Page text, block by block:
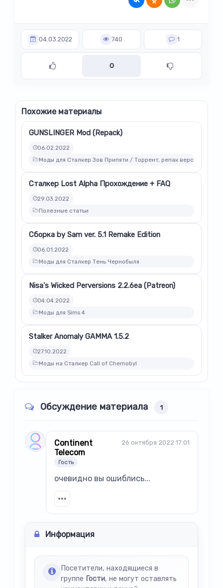
04.03.2022 740 1
0
Похожие материалы
GUNSLINGER Mod (Repack)
06.02.2022
Моды для Сталкер Зов Припяти / Торрент, репак версии модов
Сталкер Lost Alpha Прохождение + FAQ
29.03.2022
Полезные статьи
Сборка by Sam ver. 5.1 Remake Edition
06.01.2022
Моды для Сталкер Тень Чернобыля
Nisa's Wicked Perversions 2.2.6ea (Patreon)
04.04.2022
Моды для Sims 4
Stalker Anomaly GAMMA 1.5.2
27.10.2022
Моды на Сталкер Call of Chernobyl
Обсуждение материала 1
Continent
Telecom
Гость
26 октября 2022 17:01
очевидно вы ошиблись...
Информация
Посетители, находящиеся в
группе Гости, не могут оставлять